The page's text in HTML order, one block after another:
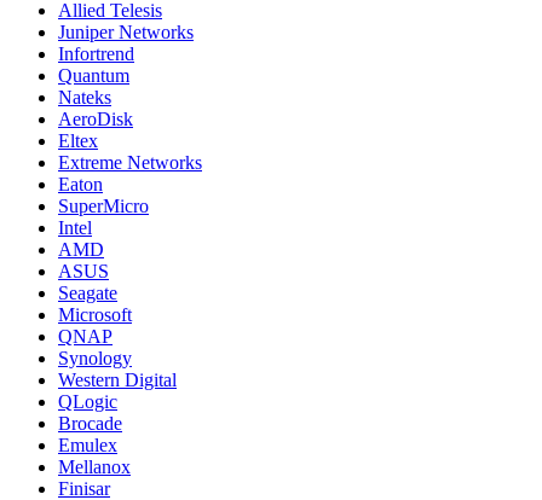
Allied Telesis
Juniper Networks
Infortrend
Quantum
Nateks
AeroDisk
Eltex
Extreme Networks
Eaton
SuperMicro
Intel
AMD
ASUS
Seagate
Microsoft
QNAP
Synology
Western Digital
QLogic
Brocade
Emulex
Mellanox
Finisar